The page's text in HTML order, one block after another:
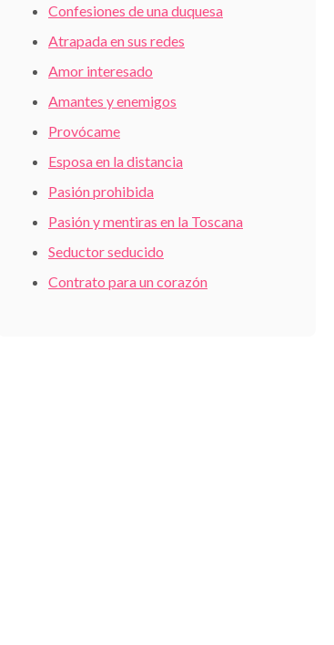
Confesiones de una duquesa
Atrapada en sus redes
Amor interesado
Amantes y enemigos
Provócame
Esposa en la distancia
Pasión prohibida
Pasión y mentiras en la Toscana
Seductor seducido
Contrato para un corazón